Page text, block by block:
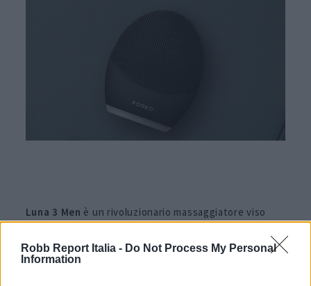
Robb Report Italia - Do Not Process My Personal
Information
Luna 3 Men è un rivoluzionario massaggiatore viso
Foreoper la cura della pelle e della barba dell’uomo. I